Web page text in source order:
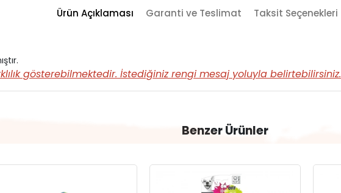
Ürün Açıklaması Garanti ve Teslimat Taksit Seçenekleri
gösterebilmektedir. İstediğiniz rengi mesaj yoluyla belirtebilirsiniz.
Benzer Ürünler